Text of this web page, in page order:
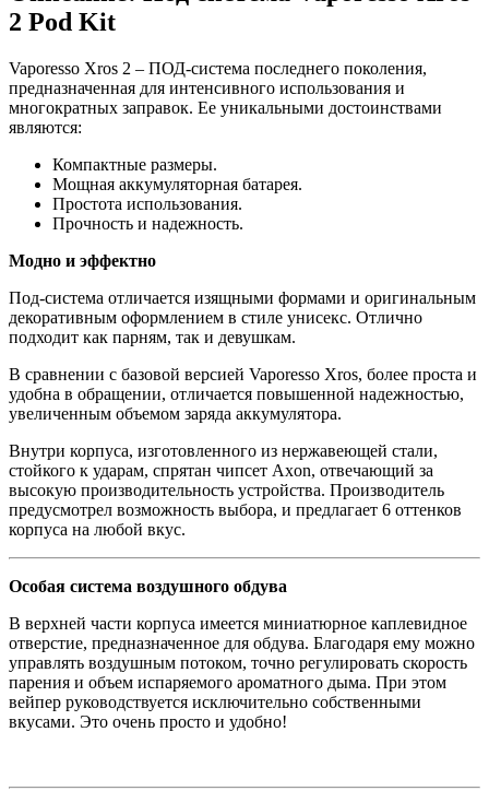
2 Pod Kit
Vaporesso Xros 2 – ПОД-система последнего поколения,
предназначенная для интенсивного использования и
многократных заправок. Ее уникальными достоинствами
являются:
Компактные размеры.
Мощная аккумуляторная батарея.
Простота использования.
Прочность и надежность.
Модно и эффектно
Под-система отличается изящными формами и оригинальным
декоративным оформлением в стиле унисекс. Отлично
подходит как парням, так и девушкам.
В сравнении с базовой версией Vaporesso Xros, более проста и
удобна в обращении, отличается повышенной надежностью,
увеличенным объемом заряда аккумулятора.
Внутри корпуса, изготовленного из нержавеющей стали,
стойкого к ударам, спрятан чипсет Axon, отвечающий за
высокую производительность устройства. Производитель
предусмотрел возможность выбора, и предлагает 6 оттенков
корпуса на любой вкус.
Особая система воздушного обдува
В верхней части корпуса имеется миниатюрное каплевидное
отверстие, предназначенное для обдува. Благодаря ему можно
управлять воздушным потоком, точно регулировать скорость
парения и объем испаряемого ароматного дыма. При этом
вейпер руководствуется исключительно собственными
вкусами. Это очень просто и удобно!